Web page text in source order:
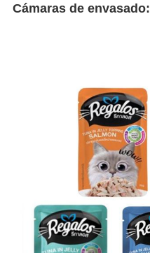
Cámaras de envasado: